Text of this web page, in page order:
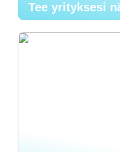
Tee yrityksesi